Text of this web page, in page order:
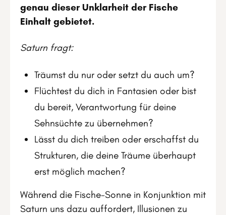
genau dieser Unklarheit der Fische
Einhalt gebietet.
Saturn fragt:
Träumst du nur oder setzt du auch um?
Flüchtest du dich in Fantasien oder bist
du bereit, Verantwortung für deine
Sehnsüchte zu übernehmen?
Lässt du dich treiben oder erschaffst du
Strukturen, die deine Träume überhaupt
erst möglich machen?
Während die Fische-Sonne in Konjunktion mit
Saturn uns dazu auffordert, Illusionen zu